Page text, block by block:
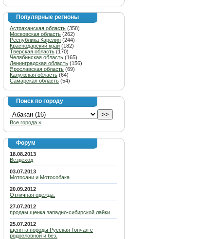
Популярные регионы
Астраханская область (358)
Московская область (262)
Республика Карелия (244)
Краснодарский край (182)
Тверская область (170)
Челябинская область (165)
Ленинградская область (156)
Ярославская область (69)
Калужская область (64)
Самарская область (54)
Поиск по городу
Все города »
Форум
18.08.2013
Вездеход
03.07.2013
Мотосани и Мотособака
20.09.2012
Отличная одежда.
27.07.2012
продам щенка западно-сибирской лайки
25.07.2012
щенята породы Русская Гончая с
родословной и без.